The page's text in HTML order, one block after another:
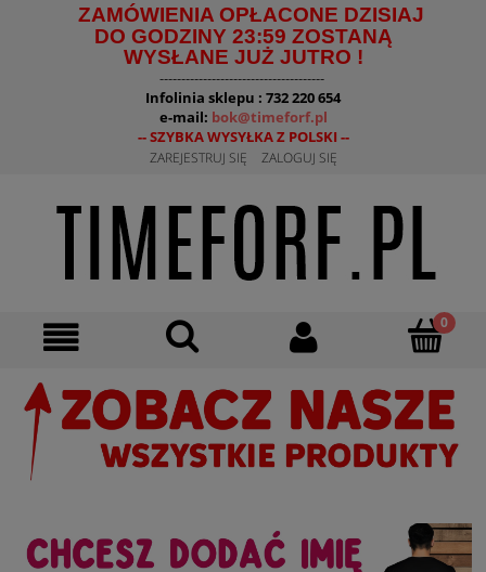
ZAMÓWIENIA OPŁACONE DZISIAJ
DO GODZINY 23:59 ZOSTANĄ
WYSŁANE JUŻ JUTRO !
--------------------------------------
Infolinia sklepu : 732 220 654
e-mail: bok@timeforf.pl
-- SZYBKA WYSYŁKA Z POLSKI --
ZAREJESTRUJ SIĘ ZALOGUJ SIĘ